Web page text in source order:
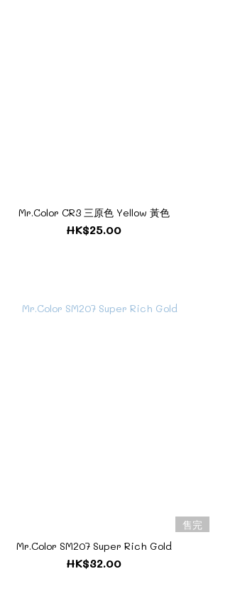
Mr.Color CR3 三原色 Yellow 黃色
HK$25.00
售完
Mr.Color SM207 Super Rich Gold
HK$32.00